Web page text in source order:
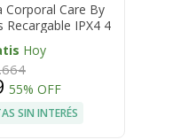
Corporal Care By
Recargable IPX4 4
Hoy
55% OFF
SIN INTERÉS